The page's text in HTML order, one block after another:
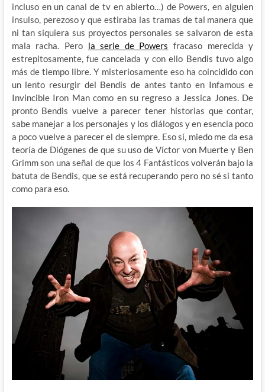
incluso en un canal de tv en abierto…) de Powers, en alguien
insulso, perezoso y que estiraba las tramas de tal manera que
ni tan siquiera sus proyectos personales se salvaron de esta
mala racha. Pero la serie de Powers fracaso merecida y
estrepitosamente, fue cancelada y con ello Bendis tuvo algo
más de tiempo libre. Y misteriosamente eso ha coincidido con
un lento resurgir del Bendis de antes tanto en Infamous e
Invincible Iron Man como en su regreso a Jessica Jones. De
pronto Bendis vuelve a parecer tener historias que contar,
sabe manejar a los personajes y los diálogos y en esencia poco
a poco vuelve a parecer el de siempre. Eso sí, miedo me da esa
teoría de Diógenes de que su uso de Víctor von Muerte y Ben
Grimm son una señal de que los 4 Fantásticos volverán bajo la
batuta de Bendis, que se está recuperando pero no sé si tanto
como para eso.